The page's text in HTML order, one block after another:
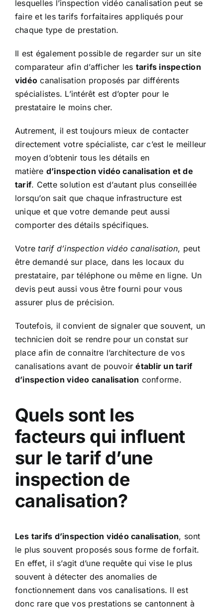
lesquelles l’inspection vidéo canalisation peut se
faire et les tarifs forfaitaires appliqués pour
chaque type de prestation.
Il est également possible de regarder sur un site
comparateur afin d’afficher les tarifs inspection
vidéo canalisation proposés par différents
spécialistes. L’intérêt est d’opter pour le
prestataire le moins cher.
Autrement, il est toujours mieux de contacter
directement votre spécialiste, car c’est le meilleur
moyen d’obtenir tous les détails en
matière d’inspection vidéo canalisation et de
tarif. Cette solution est d’autant plus conseillée
lorsqu’on sait que chaque infrastructure est
unique et que votre demande peut aussi
comporter des détails spécifiques.
Votretarif d’inspection vidéo canalisation, peut
être demandé sur place, dans les locaux du
prestataire, par téléphone ou même en ligne. Un
devis peut aussi vous être fourni pour vous
assurer plus de précision.
Toutefois, il convient de signaler que souvent, un
technicien doit se rendre pour un constat sur
place afin de connaitre l’architecture de vos
canalisations avant de pouvoirétablir un tarif
d’inspection video canalisation conforme.
Quels sont les
facteurs qui influent
sur le tarif d’une
inspection de
canalisation?
Les tarifs d’inspection vidéo canalisation, sont
le plus souvent proposés sous forme de forfait.
En effet, il s’agit d’une requête qui vise le plus
souvent à détecter des anomalies de
fonctionnement dans vos canalisations. Il est
donc rare que vos prestations se cantonnent à